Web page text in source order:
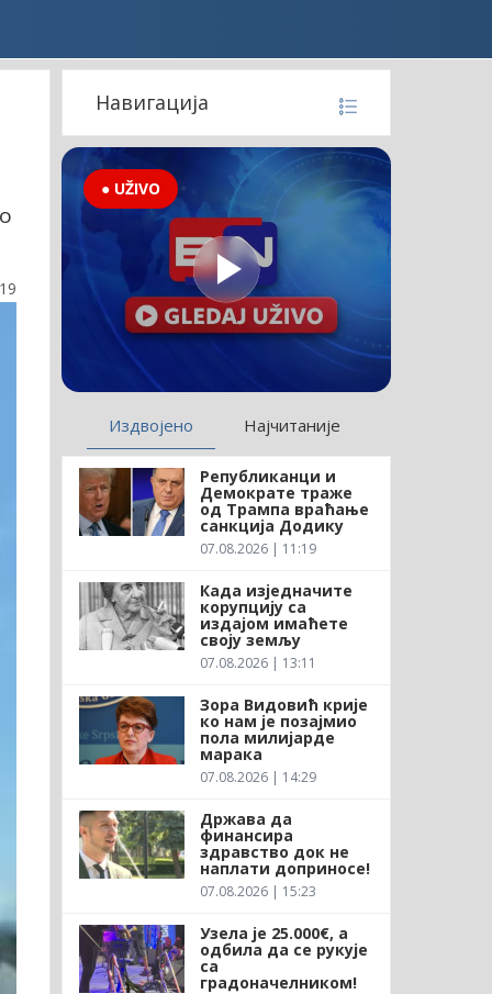
Навигација
● UŽIVO
Издвојено Најчитаније
Републиканци и
Демократе траже
од Трампа враћање
санкција Додику
07.08.2026 | 11:19
Када изједначите
корупцију са
издајом имаћете
своју земљу
07.08.2026 | 13:11
Зора Видовић крије
ко нам је позајмио
пола милијарде
марака
07.08.2026 | 14:29
Држава да
финансира
здравство док не
наплати доприносе!
07.08.2026 | 15:23
Узела је 25.000€, а
одбила да се рукује
са
градоначелником!